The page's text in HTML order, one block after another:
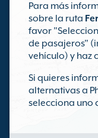
Para más
sobre la ruta
favor
de pasajeros"
vehículo) y haz
Si quieres
alternativas a
selecciona uno